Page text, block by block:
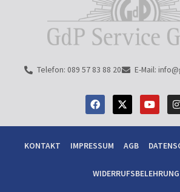
Telefon: 089 57 83 88 20 E-Mail:
F
a
c
e
o
Y
o
u
t
b
I
s
t
m
KONTAKT IMPRESSUM AGB
WIDERRUFSBELEHRUNG